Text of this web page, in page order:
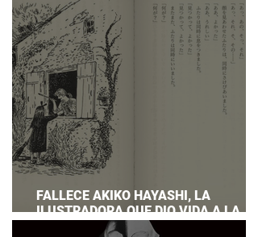
FALLECE AKIKO HAYASHI, LA
ILUSTRADORA QUE DIO VIDA A LA
NOVELA ORIGINAL DE KIKI'S DELIVERY